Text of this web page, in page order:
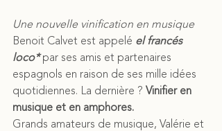
Une nouvelle vinification en musique
Benoit Calvet est appelé el francés
loco* par ses amis et partenaires
espagnols en raison de ses mille idées
quotidiennes. La dernière ? Vinifier en
musique et en amphores.
Grands amateurs de musique, Valérie et